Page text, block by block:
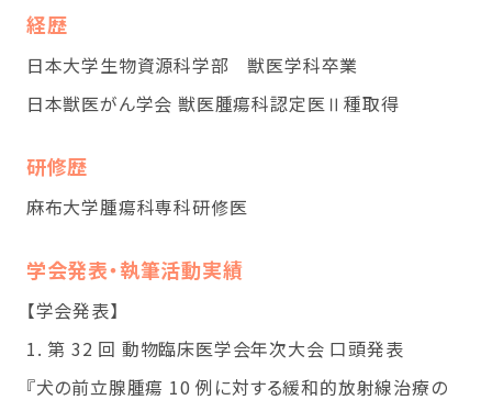
経歴
日本大学生物資源科学部 獣医学科卒業
日本獣医がん学会 獣医腫瘍科認定医Ⅱ種取得
研修歴
麻布大学腫瘍科専科研修医
学会発表・執筆活動実績
【学会発表】
1. 第 32 回 動物臨床医学会年次大会 口頭発表
『犬の前立腺腫瘍 10 例に対する緩和的放射線治療の